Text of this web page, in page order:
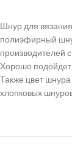
Шнур для
полиэфирный
производителей
Хорошо подойдет
Также цвет
хлопковых